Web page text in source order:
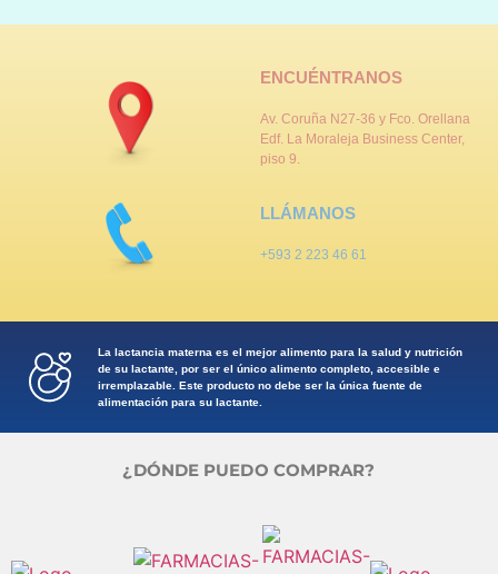
ENCUÉNTRANOS
Av. Coruña N27-36 y Fco. Orellana
Edf. La Moraleja Business Center,
piso 9.
LLÁMANOS
+593 2 223 46 61
La lactancia materna es el mejor alimento para la salud y nutrición
de su lactante, por ser el único alimento completo, accesible e
irremplazable. Este producto no debe ser la única fuente de
alimentación para su lactante.
¿DÓNDE PUEDO COMPRAR?